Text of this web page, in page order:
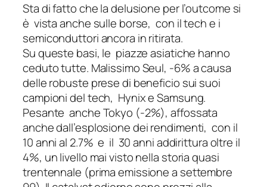
Sta di fatto che la delusione per l’outcome si
è vista anche sulle borse, con il tech e i
semiconduttori ancora in ritirata.
Su queste basi, le piazze asiatiche hanno
ceduto tutte. Malissimo Seul, -6% a causa
delle robuste prese di beneficio sui suoi
campioni del tech, Hynix e Samsung.
Pesante anche Tokyo (-2%), affossata
anche dall’esplosione dei rendimenti, con il
10 anni al 2.7% e il 30 anni addirittura oltre il
4%, un livello mai visto nella storia quasi
trentennale (prima emissione a settembre